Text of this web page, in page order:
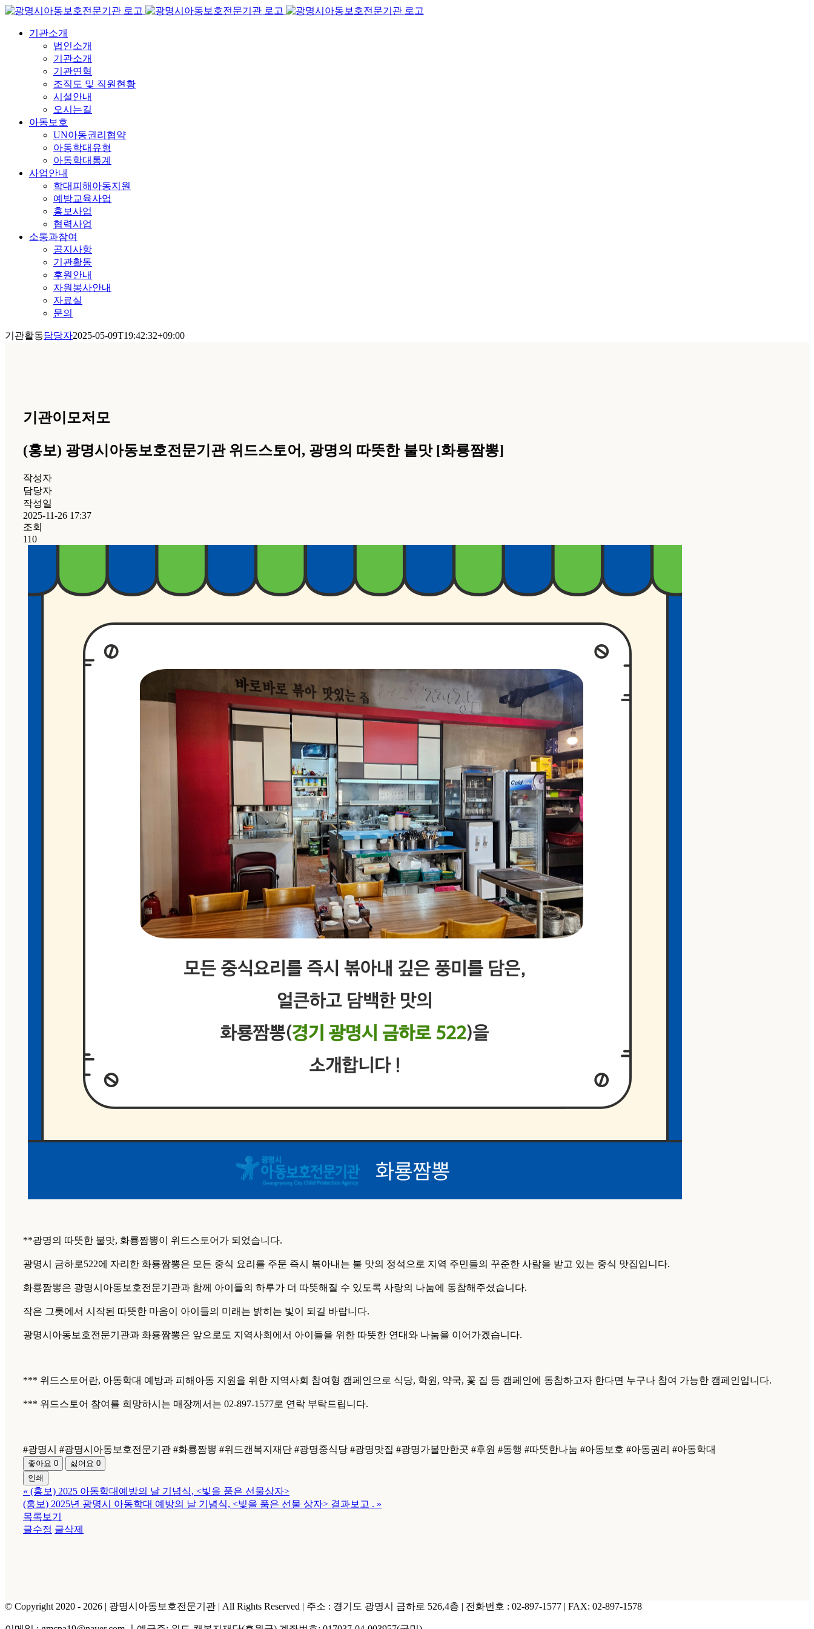
콘
기관소개
법인소개
기관소개
기관연혁
조직도 및 직원현황
시설안내
오시는길
아동보호
UN아동권리협약
아동학대유형
아동학대통계
사업안내
학대피해아동지원
예방교육사업
홍보사업
협력사업
소통과참여
공지사항
기관활동
후원안내
자원봉사안내
자료실
문의
기관활동담당자2025-05-09T19:42:32+09:00
기관이모저모
(홍보) 광명시아동보호전문기관 위드스토어, 광명의 따뜻한 불맛 [화룡짬뽕]
작성자
담당자
작성일
2025-11-26 17:37
조회
110
**광명의 따뜻한 불맛, 화룡짬뽕이 위드스토어가 되었습니다.
광명시 금하로522에 자리한 화룡짬뽕은 모든 중식 요리를 주문 즉시 볶아내는 불 맛의 정석으로 지역 주민들의 꾸준한 사람을 받고 있는 중식 맛집입니다.
화룡짬뽕은 광명시아동보호전문기관과 함께 아이들의 하루가 더 따뜻해질 수 있도록 사랑의 나눔에 동참해주셨습니다.
작은 그릇에서 시작된 따뜻한 마음이 아이들의 미래는 밝히는 빛이 되길 바랍니다.
광명시아동보호전문기관과 화룡짬뽕은 앞으로도 지역사회에서 아이들을 위한 따뜻한 연대와 나눔을 이어가겠습니다.
*** 위드스토어란, 아동학대 예방과 피해아동 지원을 위한 지역사회 참여형 캠페인으로 식당, 학원, 약국, 꽃 집 등 캠페인에 동참하고자 한다면 누구나 참여 가능한 캠페인입니다.
*** 위드스토어 참여를 희망하시는 매장께서는 02-897-1577로 연락 부탁드립니다.
#광명시 #광명시아동보호전문기관 #화룡짬뽕 #위드캔복지재단 #광명중식당 #광명맛집 #광명가볼만한곳 #후원 #동행 #따뜻한나눔 #아동보호 #아동권리 #아동학대
좋아요 0 싫어요 0
인쇄
« (홍보) 2025 아동학대예방의 날 기념식, <빛을 품은 선물상자>
(홍보) 2025년 광명시 아동학대 예방의 날 기념식, <빛을 품은 선물 상자> 결과보고 . »
목록보기
글수정 글삭제
© Copyright 2020 - 2026 | 광명시아동보호전문기관 | All Rights Reserved | 주소 : 경기도 광명시 금하로 526,4층 | 전화번호 : 02-897-1577 | FAX: 02-897-1578